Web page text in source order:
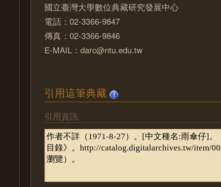
國立臺灣大學數位典藏研究發展中心
電話：02-3366-9847
傳真：02-3366-9846
E-MAIL：darc@ntu.edu.tw
引用這筆典藏
引用資訊